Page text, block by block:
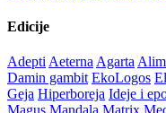
Edicije
AdeptiAeternaAgartaAlim
Damin gambit EkoLogos
Geja Hiperboreja Ideje i